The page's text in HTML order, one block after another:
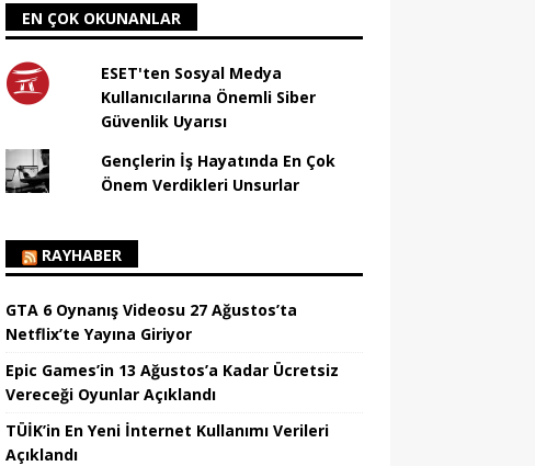
EN ÇOK OKUNANLAR
ESET'ten Sosyal Medya
Kullanıcılarına Önemli Siber
Güvenlik Uyarısı
Gençlerin İş Hayatında En Çok
Önem Verdikleri Unsurlar
RAYHABER
GTA 6 Oynanış Videosu 27 Ağustos’ta
Netflix’te Yayına Giriyor
Epic Games’in 13 Ağustos’a Kadar Ücretsiz
Vereceği Oyunlar Açıklandı
TÜİK’in En Yeni İnternet Kullanımı Verileri
Açıklandı